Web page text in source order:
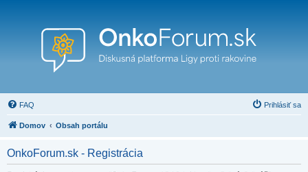
FAQ Prihlásiť sa
Domov Obsah portálu
OnkoForum.sk - Registrácia